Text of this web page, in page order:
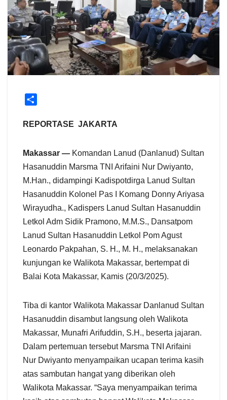
a
REPORTASE JAKARTA
Makassar — Komandan Lanud (Danlanud) Sultan
Hasanuddin Marsma TNI Arifaini Nur Dwiyanto,
M.Han., didampingi Kadispotdirga Lanud Sultan
Hasanuddin Kolonel Pas I Komang Donny Ariyasa
Wirayudha., Kadispers Lanud Sultan Hasanuddin
Letkol Adm Sidik Pramono, M.M.S., Dansatpom
Lanud Sultan Hasanuddin Letkol Pom Agust
Leonardo Pakpahan, S. H., M. H., melaksanakan
kunjungan ke Walikota Makassar, bertempat di
Balai Kota Makassar, Kamis (20/3/2025).
Tiba di kantor Walikota Makassar Danlanud Sultan
Hasanuddin disambut langsung oleh Walikota
Makassar, Munafri Arifuddin, S.H., beserta jajaran.
Dalam pertemuan tersebut Marsma TNI Arifaini
Nur Dwiyanto menyampaikan ucapan terima kasih
atas sambutan hangat yang diberikan oleh
Walikota Makassar. “Saya menyampaikan terima